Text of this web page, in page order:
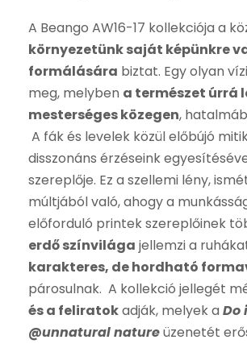
A Beango AW16-17 kollekciója a
környezetünk saját képünkre
formálására biztat. Egy olyan
meg, melyben a természet úrrá
mesterséges közegen,
A fák és levelek közül előbújó
disszonáns érzéseink
szereplője. Ez a szellemi lény,
múltjából való, ahogy a
előforduló printek szereplőinek
erdő színvilága jellemzi a
karakteres, de hordható
párosulnak. A kollekció jellegét
és a feliratokadják, melyek a Do
@unnatural natureüzenetét